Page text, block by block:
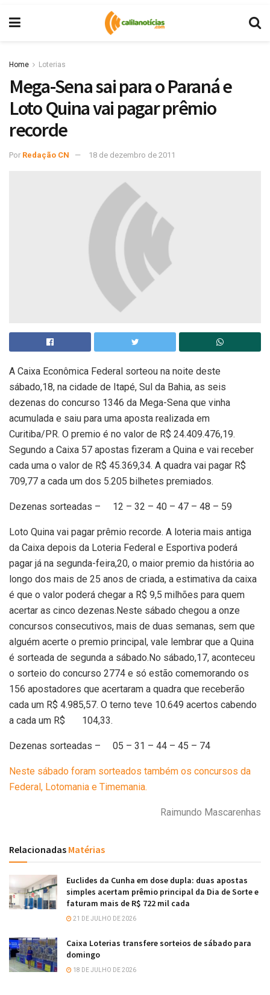
Home Loterias
Mega-Sena sai para o Paraná e
Loto Quina vai pagar prêmio
recorde
Por Redação CN 18 de dezembro de 2011
A Caixa Econômica Federal sorteou na noite deste
sábado,18, na cidade de Itapé, Sul da Bahia, as seis
dezenas do concurso 1346 da Mega-Sena que vinha
acumulada e saiu para uma aposta realizada em
Curitiba/PR. O premio é no valor de R$ 24.409.476,19.
Segundo a Caixa 57 apostas fizeram a Quina e vai receber
cada uma o valor de R$ 45.369,34. A quadra vai pagar R$
709,77 a cada um dos 5.205 bilhetes premiados.
Dezenas sorteadas – 12 – 32 – 40 – 47 – 48 – 59
Loto Quina vai pagar prêmio recorde. A loteria mais antiga
da Caixa depois da Loteria Federal e Esportiva poderá
pagar já na segunda-feira,20, o maior premio da história ao
longo dos mais de 25 anos de criada, a estimativa da caixa
é que o valor poderá chegar a R$ 9,5 milhões para quem
acertar as cinco dezenas.Neste sábado chegou a onze
concursos consecutivos, mais de duas semanas, sem que
alguém acerte o premio principal, vale lembrar que a Quina
é sorteada de segunda a sábado.No sábado,17, aconteceu
o sorteio do concurso 2774 e só estão comemorando os
156 apostadores que acertaram a quadra que receberão
cada um R$ 4.985,57. O terno teve 10.649 acertos cabendo
a cada um R$ 104,33.
Dezenas sorteadas – 05 – 31 – 44 – 45 – 74
Neste sábado foram sorteados também os concursos da
Federal, Lotomania e Timemania.
Raimundo Mascarenhas
Relacionadas Matérias
Euclides da Cunha em dose dupla: duas apostas
simples acertam prêmio principal da Dia de Sorte e
faturam mais de R$ 722 mil cada
21 DE JULHO DE 2026
Caixa Loterias transfere sorteios de sábado para
domingo
18 DE JULHO DE 2026